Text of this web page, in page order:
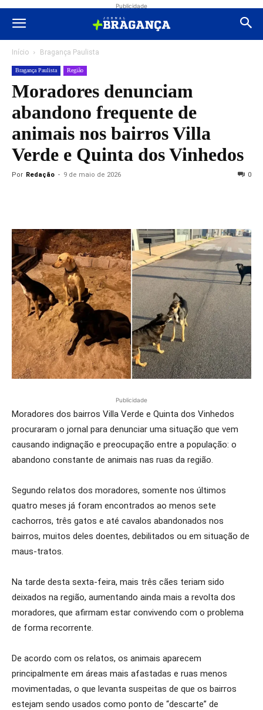
Publicidade
Início Bragança Paulista
Bragança Paulista Região
Moradores denunciam
abandono frequente de
animais nos bairros Villa
Verde e Quinta dos Vinhedos
Por Redação - 9 de maio de 2026 0
Publicidade
Moradores dos bairros Villa Verde e Quinta dos Vinhedos
procuraram o jornal para denunciar uma situação que vem
causando indignação e preocupação entre a população: o
abandono constante de animais nas ruas da região.
Segundo relatos dos moradores, somente nos últimos
quatro meses já foram encontrados ao menos sete
cachorros, três gatos e até cavalos abandonados nos
bairros, muitos deles doentes, debilitados ou em situação de
maus-tratos.
Na tarde desta sexta-feira, mais três cães teriam sido
deixados na região, aumentando ainda mais a revolta dos
moradores, que afirmam estar convivendo com o problema
de forma recorrente.
De acordo com os relatos, os animais aparecem
principalmente em áreas mais afastadas e ruas menos
movimentadas, o que levanta suspeitas de que os bairros
estejam sendo usados como ponto de “descarte” de